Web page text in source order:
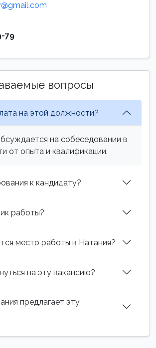
79
вопросы
на этой должности?
на собеседовании в
от опыта и квалификации.
к кандидату?
работы?
место работы в Натания?
на эту вакансию?
предлагает эту